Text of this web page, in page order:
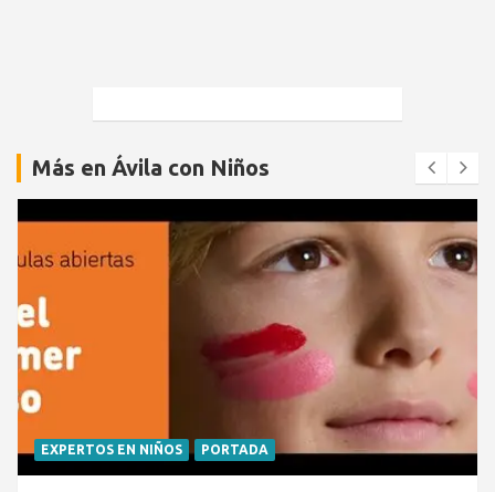
Más en Ávila con Niños
EXPERTOS EN NIÑOS PORTADA